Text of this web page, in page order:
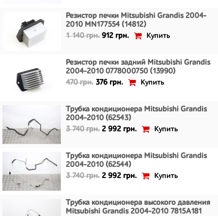
Резистор печки Mitsubishi Grandis 2004-
2010 MN177554 (14812)
1 140 грн. 912 грн. Купить
Резистор печки задний Mitsubishi Grandis
2004-2010 0778000750 (13990)
470 грн. 376 грн. Купить
Трубка кондиционера Mitsubishi Grandis
2004-2010 (62543)
3 740 грн. 2 992 грн. Купить
Трубка кондиционера Mitsubishi Grandis
2004-2010 (62544)
3 740 грн. 2 992 грн. Купить
Трубка кондиционера высокого давления
Mitsubishi Grandis 2004-2010 7815A181